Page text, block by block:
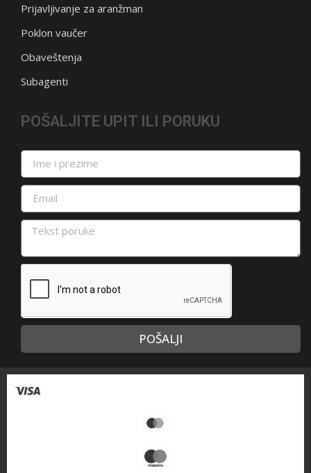
Prijavljivanje za aranžman
Poklon vaučer
Obaveštenja
Subagenti
POŠALJITE UPIT ILI PORUKU
POŠALJI